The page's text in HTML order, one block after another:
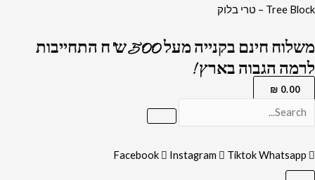
דילוג
Tree Block – טרי בלוק
משלוח חינם בקנייה מעל 500 ש"ח התחייבות
לרמה הגבוה בארץ !
0.00
₪
Facebook Instagram TiktokWhatsapp
כמות
2341
-
ברכת
להדפסה